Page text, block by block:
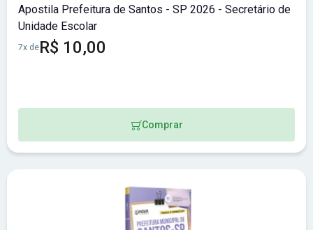
Apostila Prefeitura de Santos - SP 2026 - Secretário de
Unidade Escolar
7x deR$ 10,00
Comprar